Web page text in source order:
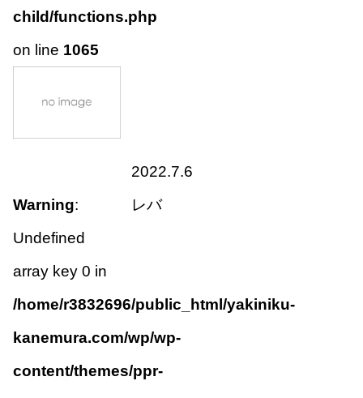
child/functions.php
on line 1065
Warning:
Undefined
array key 0 in
/home/r3832696/public_html/yakiniku-
kanemura.com/wp/wp-
content/themes/ppr-
2022.7.6
レバ